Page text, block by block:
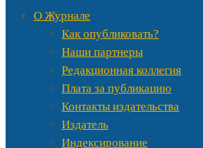
О Журнале
Как опубликовать?
Наши партнеры
Редакционная коллегия
Плата за публикацию
Контакты издательства
Издатель
Индексирование